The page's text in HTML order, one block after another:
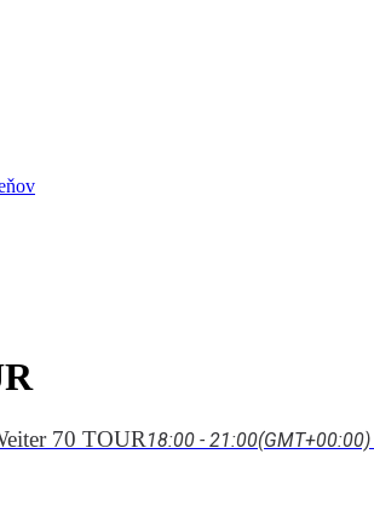
70 TOUR 18:00 - 21:00(GMT+00:00)